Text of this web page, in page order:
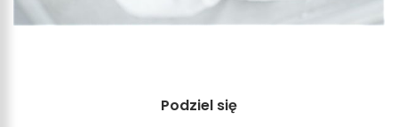
Podziel się